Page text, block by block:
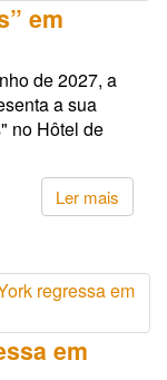
em
de 2027, a
a sua
no Hôtel de
Ler mais
em